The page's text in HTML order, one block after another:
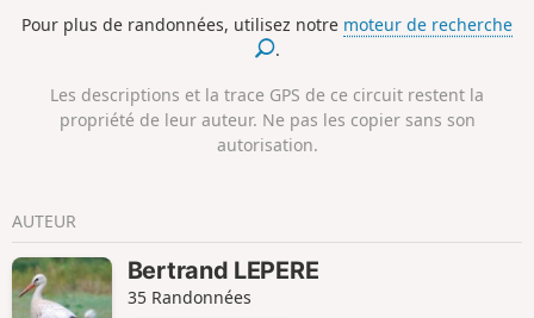
l'Autriche au Mont Blanc.
Pour plus de randonnées, utilisez notre moteur de recherche
.
Les descriptions et la trace GPS de ce circuit restent la
propriété de leur auteur. Ne pas les copier sans son
autorisation.
AUTEUR
Bertrand LEPERE
35 Randonnées